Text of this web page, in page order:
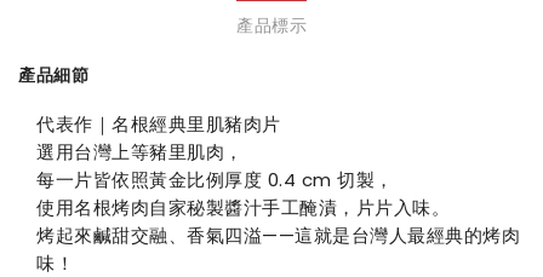
產品標示
產品細節
代表作｜名根經典里肌豬肉片
選用台灣上等豬里肌肉，
每一片皆依照黃金比例厚度 0.4 cm 切製，
使用名根烤肉自家秘製醬汁手工醃漬，片片入味。
烤起來鹹甜交融、香氣四溢——這就是台灣人最經典的烤肉
味！